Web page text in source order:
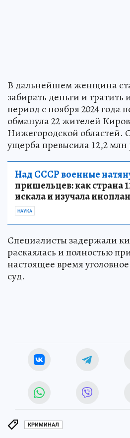
В дальнейшем женщина
забирать деньги и тратить
период с ноября 2024 года
обманула 22 жителей
Нижегородской областей.
ущерба превысила 12,2 млн
Над СССР военные
пришельцев: как страна
искала и изучала
НАУКА
Специалисты задержали
раскаялась и полностью
настоящее время
суд.
КРИМИНАЛ